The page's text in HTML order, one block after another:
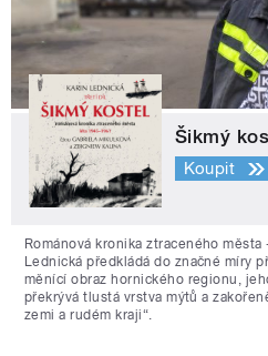
Šikmý
Koupit
Románová kronika ztraceného
Lednická předkládá do značné míry
měnící obraz hornického regionu,
překrývá tlustá vrstva mýtů a
zemi a rudém kraji“.